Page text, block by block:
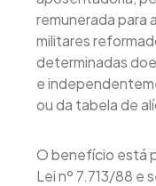
remunerada para
militares
determinadas
e
ou da tabela de
O benefício está
Lei nº 7.713/88 e